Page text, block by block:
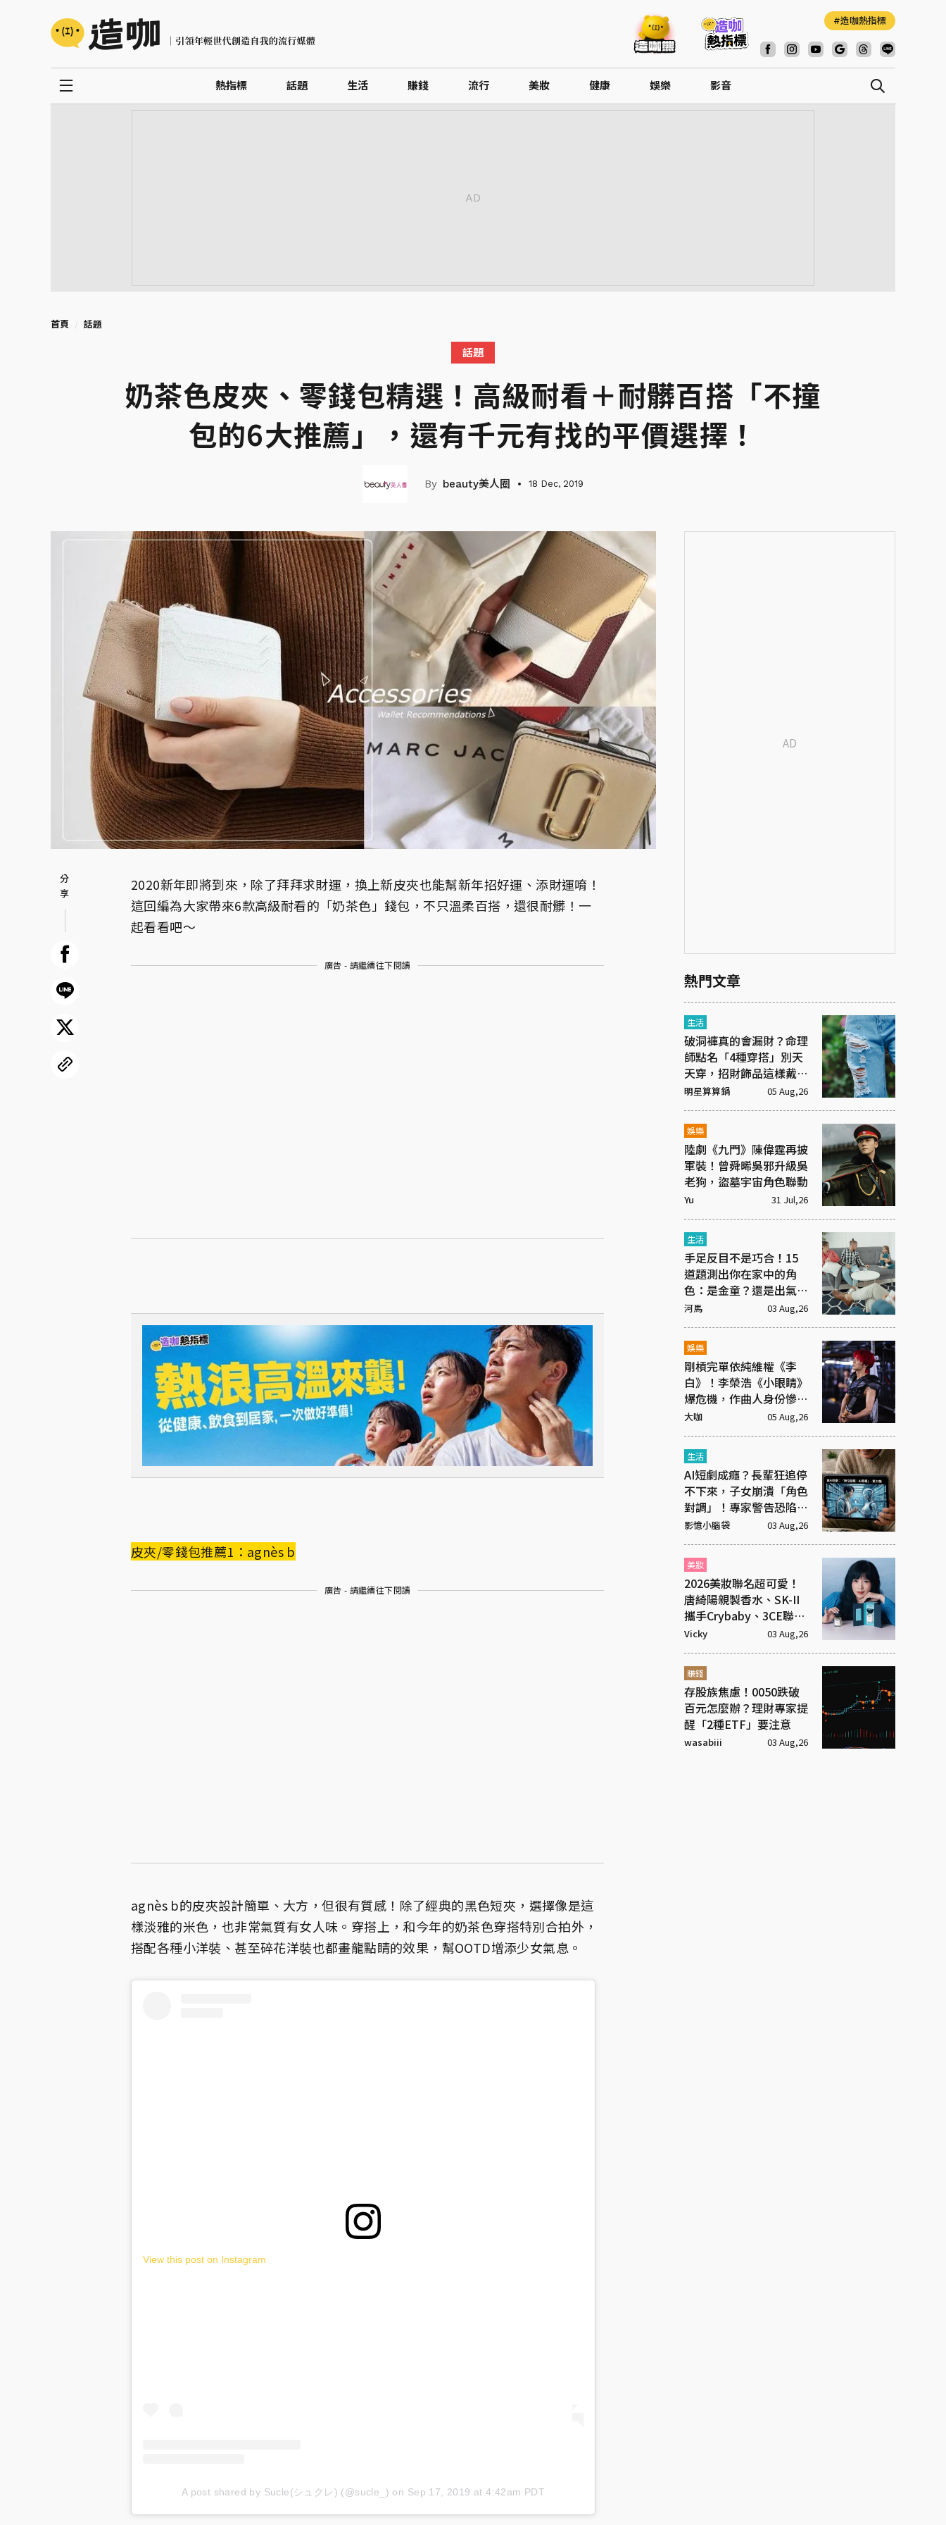
造咖熱指標
熱指標 話題 生活 賺錢 流行 美妝 健康 娛樂 影音
首頁 話題
話題
奶茶色皮夾、零錢包精選！高級耐看＋耐髒百搭「不撞
包的6大推薦」，還有千元有找的平價選擇！
beauty美人圈 18 Dec, 2019
2020新年即將到來，除了拜拜求財運，換上新皮夾也能幫新年招好運、添財運唷！
這回編為大家帶來6款高級耐看的「奶茶色」錢包，不只溫柔百搭，還很耐髒！一
起看看吧～
廣告 - 請繼續往下閱讀
皮夾/零錢包推薦1：agnès b
廣告 - 請繼續往下閱讀
agnès b的皮夾設計簡單、大方，但很有質感！除了經典的黑色短夾，選擇像是這
樣淡雅的米色，也非常氣質有女人味。穿搭上，和今年的奶茶色穿搭特別合拍外，
搭配各種小洋裝、甚至碎花洋裝也都畫龍點睛的效果，幫OOTD增添少女氣息。
View this post on Instagram
A post shared by Sucle(シュクレ) (@sucle_) on Sep 17, 2019 at 4:42am PDT
熱門文章
生活
破洞褲真的會漏財？命理
師點名「4種穿搭」別天
天穿，招財飾品這樣戴才
有效
明星算算鍋 05 Aug,26
娛樂
陸劇《九門》陳偉霆再披
軍裝！曾舜晞吳邪升級吳
老狗，盜墓宇宙角色聯動
Yu 31 Jul,26
生活
手足反目不是巧合！15
道題測出你在家中的角
色：是金童？還是出氣
筒？
河馬 03 Aug,26
娛樂
剛槓完單依純維權《李
白》！李榮浩《小眼睛》
爆危機，作曲人身份慘遭
抹去
大咖 05 Aug,26
生活
AI短劇成癮？長輩狂追停
不下來，子女崩潰「角色
對調」！專家警告恐陷腦
腐
影憶小腦袋 03 Aug,26
美妝
2026美妝聯名超可愛！
唐綺陽親製香水、SK-II
攜手Crybaby、3CE聯名
超潮飾品
Vicky 03 Aug,26
賺錢
存股族焦慮！0050跌破
百元怎麼辦？理財專家提
醒「2種ETF」要注意
wasabiii 03 Aug,26